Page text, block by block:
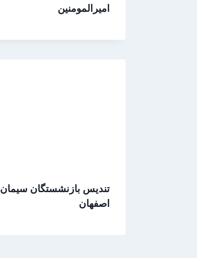
امیرالمومنین
تندیس بازنشستگان سیمان
اصفهان